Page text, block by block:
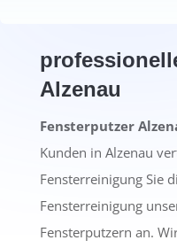
Alzenau
Fensterputzer
Kunden in Alzenau
Fensterreinigung Sie
Fensterreinigung
Fensterputzern an.